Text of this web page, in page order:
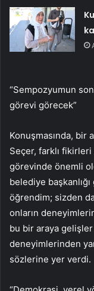
“Sempozyumun
görevi görecek”
Konuşmasında, bir
Seçer, farklı
görevinde önemli
belediye
öğrendim; sizden
onların
bu bir araya
deneyimlerinden
sözlerine yer verdi.